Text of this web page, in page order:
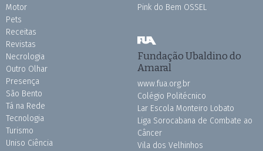
Motor
Pets
Receitas
Revistas
Necrologia
Outro Olhar
Presença
São Bento
Tá na Rede
Tecnologia
Turismo
Uniso Ciência
Pink do Bem OSSEL
Fundação Ubaldino do
Amaral
www.fua.org.br
Colégio Politécnico
Lar Escola Monteiro Lobato
Liga Sorocabana de Combate ao
Câncer
Vila dos Velhinhos